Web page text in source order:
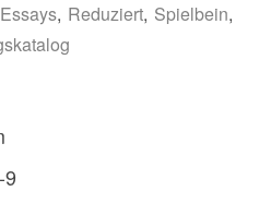
Essays, Reduziert, Spielbein,